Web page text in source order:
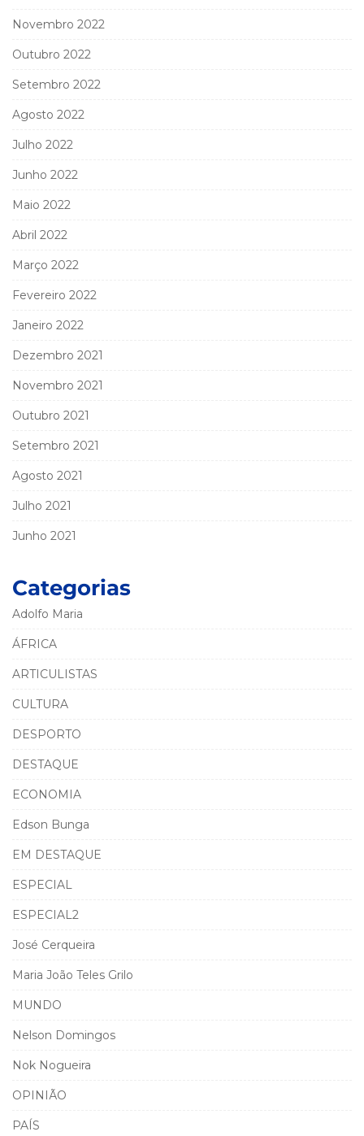
Novembro 2022
Outubro 2022
Setembro 2022
Agosto 2022
Julho 2022
Junho 2022
Maio 2022
Abril 2022
Março 2022
Fevereiro 2022
Janeiro 2022
Dezembro 2021
Novembro 2021
Outubro 2021
Setembro 2021
Agosto 2021
Julho 2021
Junho 2021
Categorias
Adolfo Maria
ÁFRICA
ARTICULISTAS
CULTURA
DESPORTO
DESTAQUE
ECONOMIA
Edson Bunga
EM DESTAQUE
ESPECIAL
ESPECIAL2
José Cerqueira
Maria João Teles Grilo
MUNDO
Nelson Domingos
Nok Nogueira
OPINIÃO
PAÍS